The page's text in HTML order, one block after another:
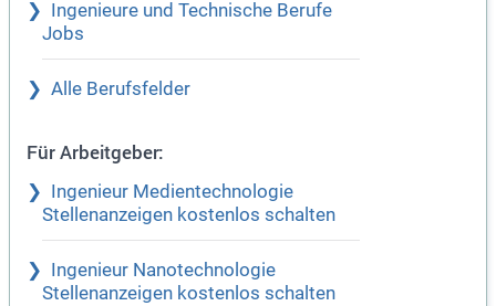
Ingenieure und Technische Berufe
Jobs
Alle Berufsfelder
Für Arbeitgeber:
Ingenieur Medientechnologie
Stellenanzeigen kostenlos schalten
Ingenieur Nanotechnologie
Stellenanzeigen kostenlos schalten